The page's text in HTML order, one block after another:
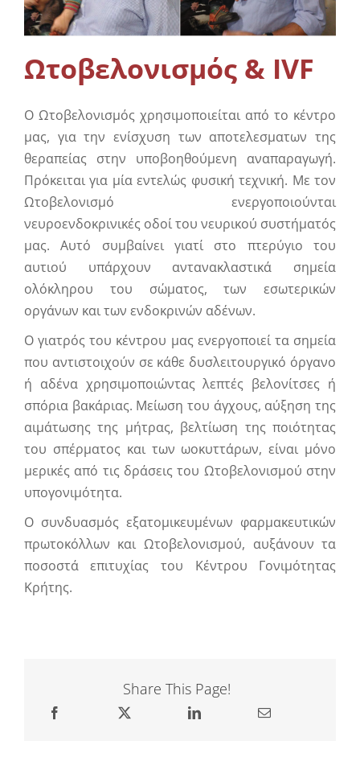
Πληροφορίες
Επικοινωνία
Ωτοβελονισμός & IVF
Ο Ωτοβελονισμός χρησιμοποιείται από το κέντρο
μας, για την ενίσχυση των αποτελεσματων της
θεραπείας στην υποβοηθούμενη αναπαραγωγή.
Πρόκειται για μία εντελώς φυσική τεχνική. Με τον
Ωτοβελονισμό ενεργοποιούνται
νευροενδοκρινικές οδοί του νευρικού συστήματός
μας. Αυτό συμβαίνει γιατί στο πτερύγιο του
αυτιού υπάρχουν αντανακλαστικά σημεία
ολόκληρου του σώματος, των εσωτερικών
οργάνων και των ενδοκρινών αδένων.
Ο γιατρός του κέντρου μας ενεργοποιεί τα σημεία
που αντιστοιχούν σε κάθε δυσλειτουργικό όργανο
ή αδένα χρησιμοποιώντας λεπτές βελονίτσες ή
σπόρια βακάριας. Μείωση του άγχους, αύξηση της
αιμάτωσης της μήτρας, βελτίωση της ποιότητας
του σπέρματος και των ωοκυττάρων, είναι μόνο
μερικές από τις δράσεις του Ωτοβελονισμού στην
υπογονιμότητα.
Ο συνδυασμός εξατομικευμένων φαρμακευτικών
πρωτοκόλλων και Ωτοβελονισμού, αυξάνουν τα
ποσοστά επιτυχίας του Κέντρου Γονιμότητας
Κρήτης.
Share This Page!